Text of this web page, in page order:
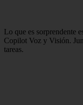
Lo que es sorprendente
Copilot Voz y Visión.
tareas.